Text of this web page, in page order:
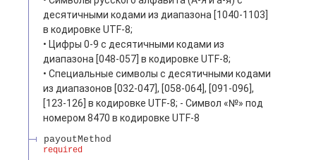
десятичными кодами из диапазона [1040-1103]
в кодировке UTF-8;
• Цифры 0-9 с десятичными кодами из
диапазона [048-057] в кодировке UTF-8;
• Специальные символы с десятичными кодами
из диапазонов [032-047], [058-064], [091-096],
[123-126] в кодировке UTF-8; - Символ «№» под
номером 8470 в кодировке UTF-8
payoutMethod
required